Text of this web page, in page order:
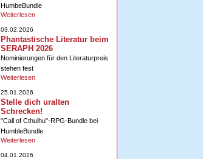
HumbeBundle
Weiterlesen
03.02.2026
Phantastische Literatur beim
SERAPH 2026
Nominierungen für den Literaturpreis
stehen fest
Weiterlesen
25.01.2026
Stelle dich uralten
Schrecken!
"Call of Cthulhu"-RPG-Bundle bei
HumbleBundle
Weiterlesen
04.01.2026